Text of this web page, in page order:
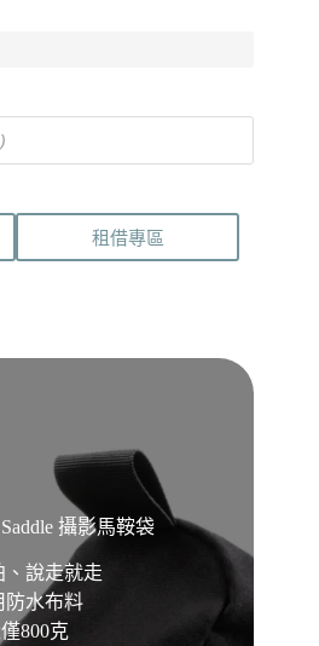
租借專區
攝影馬鞍袋
、說走就走
防水布料
800克